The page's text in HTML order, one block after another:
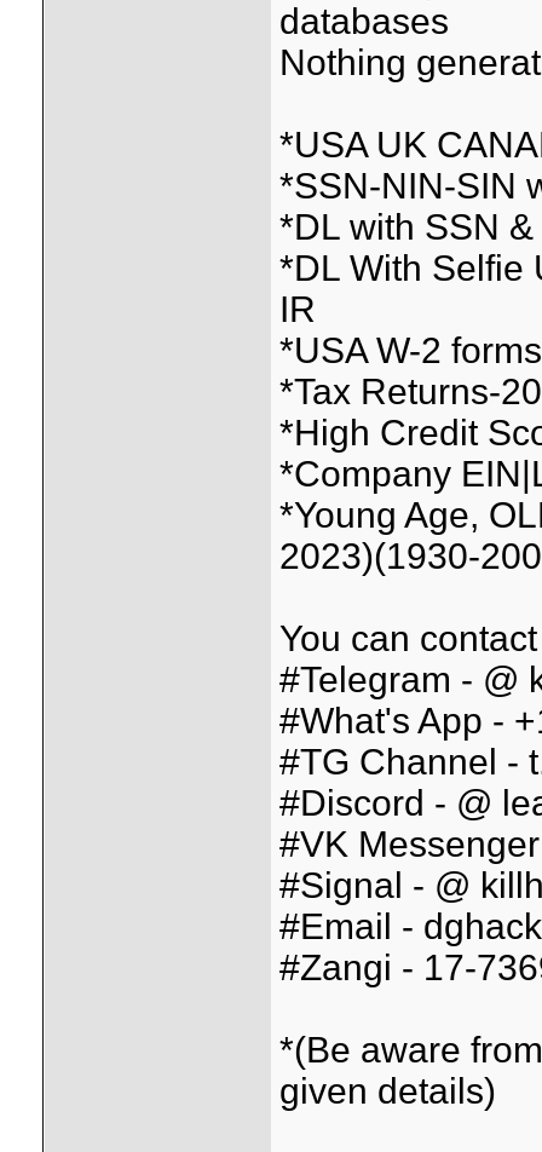
databases
Nothing
*USA UK
*SSN-NIN-SIN
*DL with SSN
*DL With Selfie
IR
*USA W-2
*Tax Returns-
*High Credit
*Company
*Young Age,
2023)(1930-
You can
#Telegram - @
#What's App -
#TG Channel -
#Discord - @
#VK
#Signal - @
#Email -
#Zangi - 17-
*(Be aware
given details)